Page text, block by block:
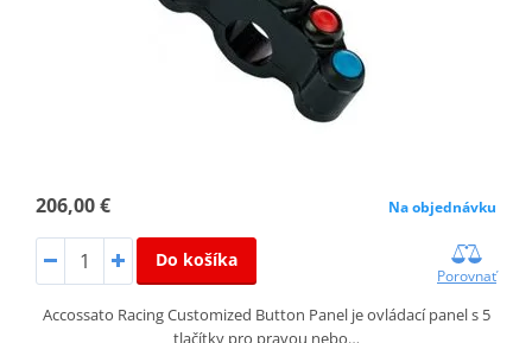
206,00 € Na objednávku
Do košíka
Porovnať
Accossato Racing Customized Button Panel je ovládací panel s 5
tlačítky pro pravou nebo…